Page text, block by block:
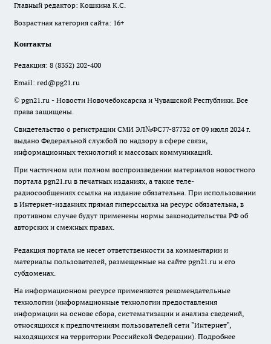
Главный редактор: Кошкина К.С.
Возрастная категория сайта: 16+
Контакты
Редакция: 8 (8352) 202-400
Email: red@pg21.ru
© pgn21.ru - Новости Новочебоксарска и Чувашской Республики. Все
права защищены.
Свидетельство о регистрации СМИ ЭЛ№ФС77-87732 от 09 июля 2024 г.
выдано Федеральной службой по надзору в сфере связи,
информационных технологий и массовых коммуникаций.
При частичном или полном воспроизведении материалов новостного
портала pgn21.ru в печатных изданиях, а также теле-
радиосообщениях ссылка на издание обязательна. При использовании
в Интернет-изданиях прямая гиперссылка на ресурс обязательна, в
противном случае будут применены нормы законодательства РФ об
авторских и смежных правах.
Редакция портала не несет ответственности за комментарии и
материалы пользователей, размещенные на сайте pgn21.ru и его
субдоменах.
На информационном ресурсе применяются рекомендательные
технологии (информационные технологии предоставления
информации на основе сбора, систематизации и анализа сведений,
относящихся к предпочтениям пользователей сети "Интернет",
находящихся на территории Российской Федерации). Подробнее